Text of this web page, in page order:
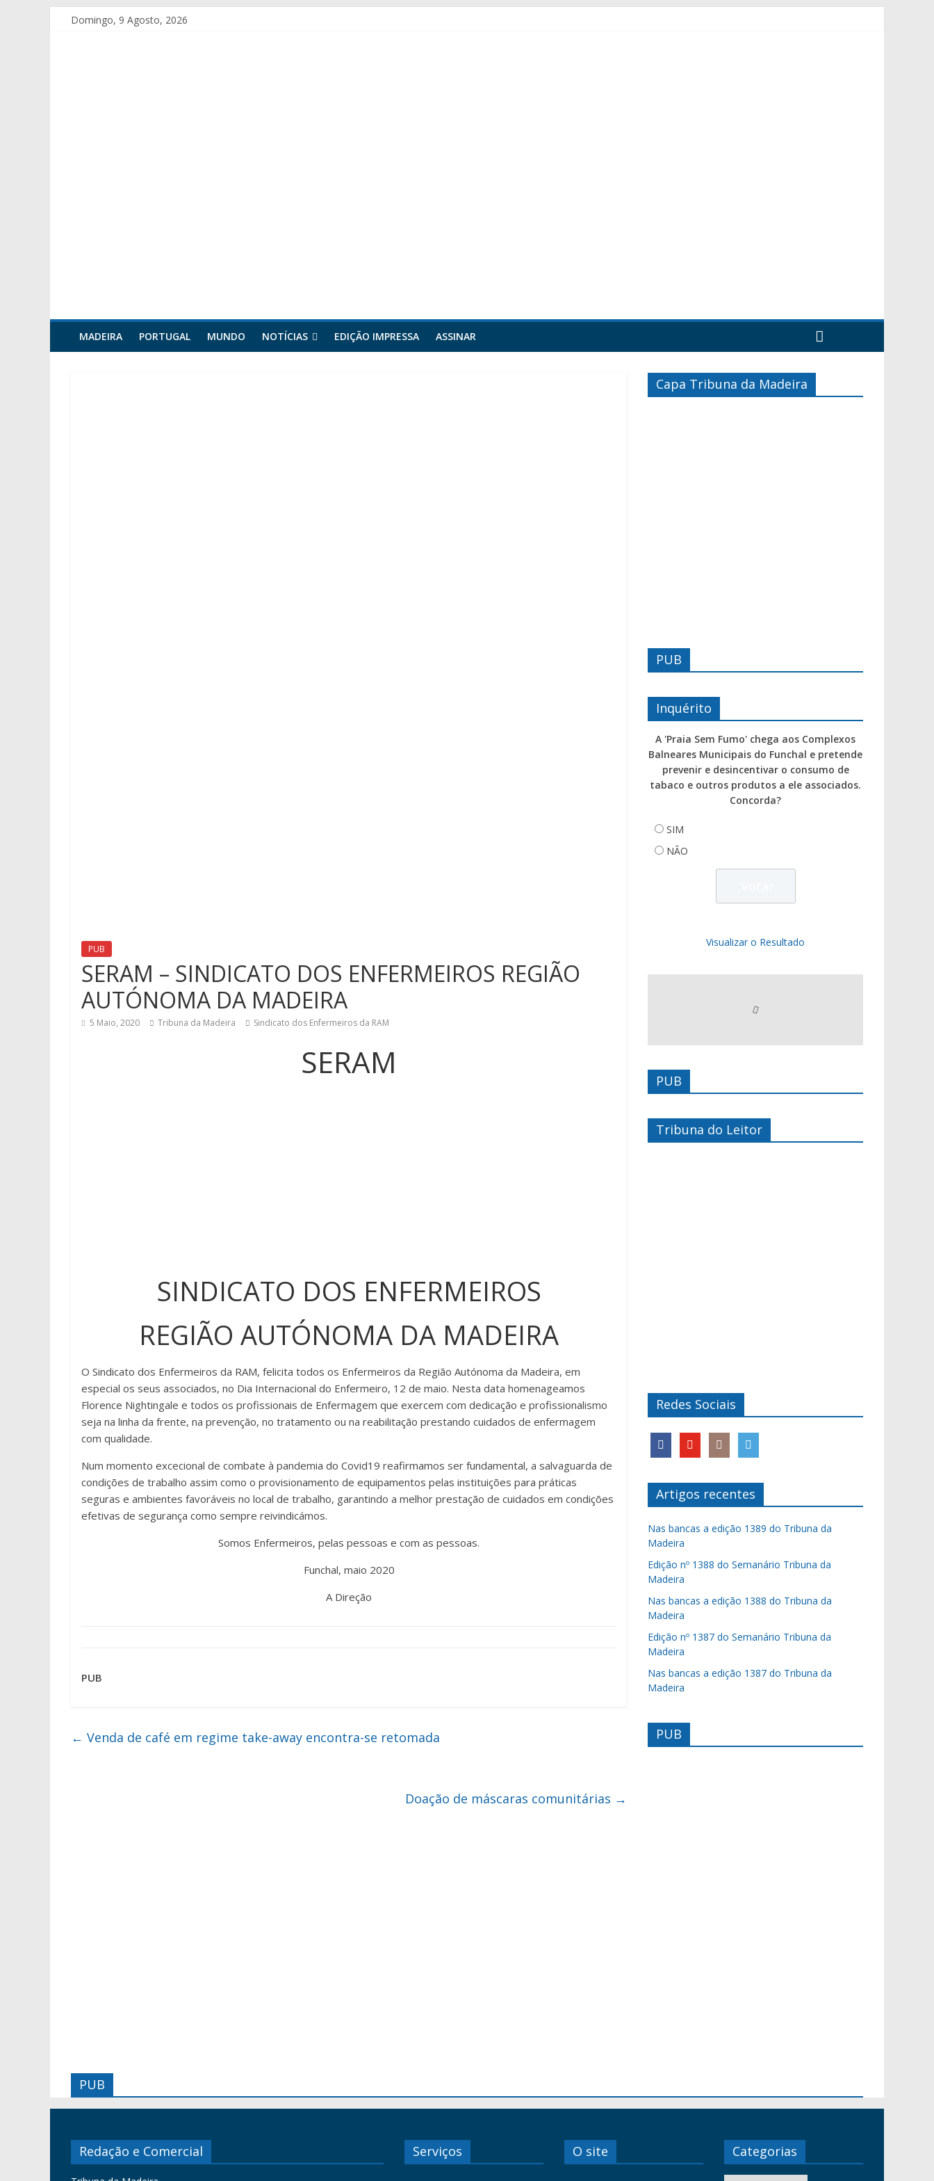
Domingo, 9 Agosto, 2026
MADEIRA PORTUGAL MUNDO NOTÍCIAS EDIÇÃO IMPRESSA ASSINAR
PUB
SERAM – SINDICATO DOS ENFERMEIROS REGIÃO
AUTÓNOMA DA MADEIRA
5 Maio, 2020 Tribuna da Madeira Sindicato dos Enfermeiros da RAM
SERAM
SINDICATO DOS ENFERMEIROS
REGIÃO AUTÓNOMA DA MADEIRA
O Sindicato dos Enfermeiros da RAM, felicita todos os Enfermeiros da Região Autónoma da Madeira, em
especial os seus associados, no Dia Internacional do Enfermeiro, 12 de maio. Nesta data homenageamos
Florence Nightingale e todos os profissionais de Enfermagem que exercem com dedicação e profissionalismo
seja na linha da frente, na prevenção, no tratamento ou na reabilitação prestando cuidados de enfermagem
com qualidade.
Num momento excecional de combate à pandemia do Covid19 reafirmamos ser fundamental, a salvaguarda de
condições de trabalho assim como o provisionamento de equipamentos pelas instituições para práticas
seguras e ambientes favoráveis no local de trabalho, garantindo a melhor prestação de cuidados em condições
efetivas de segurança como sempre reivindicámos.
Somos Enfermeiros, pelas pessoas e com as pessoas.
Funchal, maio 2020
A Direção
PUB
← Venda de café em regime take-away encontra-se retomada
Doação de máscaras comunitárias →
Capa Tribuna da Madeira
PUB
Inquérito
A 'Praia Sem Fumo' chega aos Complexos
Balneares Municipais do Funchal e pretende
prevenir e desincentivar o consumo de
tabaco e outros produtos a ele associados.
Concorda?
SIM
NÃO
Visualizar o Resultado
PUB
Tribuna do Leitor
Redes Sociais
Artigos recentes
Nas bancas a edição 1389 do Tribuna da
Madeira
Edição nº 1388 do Semanário Tribuna da
Madeira
Nas bancas a edição 1388 do Tribuna da
Madeira
Edição nº 1387 do Semanário Tribuna da
Madeira
Nas bancas a edição 1387 do Tribuna da
Madeira
PUB
PUB
Redação e Comercial Serviços O site Categorias